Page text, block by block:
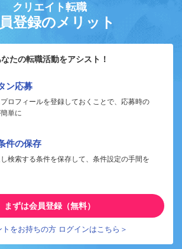
クリエイト転職
登録のメリット
たの転職活動をアシスト！
ン応募
ロフィールを登録しておくことで、応募時の
単に
件の保存
検索する条件を保存して、条件設定の手間を
まずは会員登録（無料）
トをお持ちの方 ログインはこちら＞